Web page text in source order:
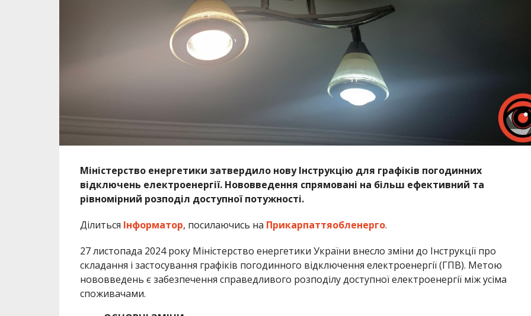
Міністерство енергетики затвердило нову Інструкцію для графіків погодинних
відключень електроенергії. Нововведення спрямовані на більш ефективний та
рівномірний розподіл доступної потужності.
Ділиться Інформатор, посилаючись на Прикарпаттяобленерго.
27 листопада 2024 року Міністерство енергетики України внесло зміни до Інструкції про
складання і застосування графіків погодинного відключення електроенергії (ГПВ). Метою
нововведень є забезпечення справедливого розподілу доступної електроенергії між усіма
споживачами.